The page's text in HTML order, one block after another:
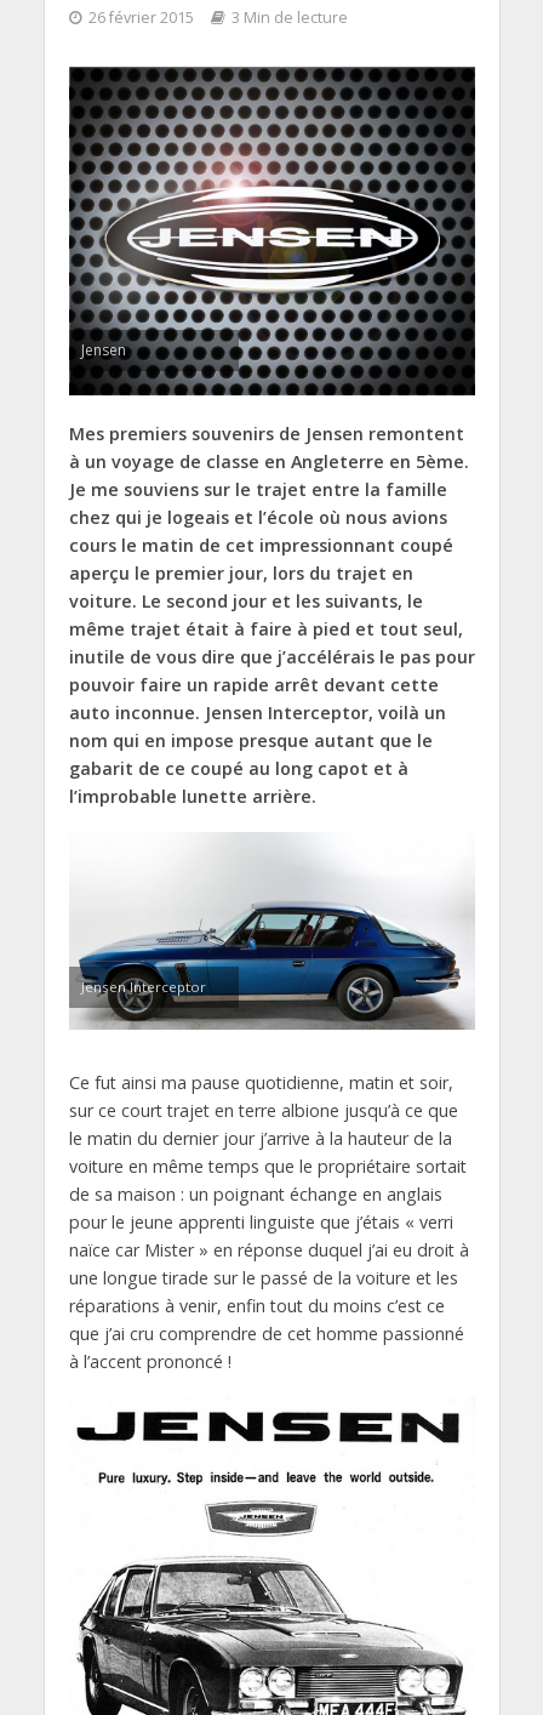
26 février 2015 3 Min de lecture
Jensen
Mes premiers souvenirs de Jensen remontent
à un voyage de classe en Angleterre en 5ème.
Je me souviens sur le trajet entre la famille
chez qui je logeais et l’école où nous avions
cours le matin de cet impressionnant coupé
aperçu le premier jour, lors du trajet en
voiture. Le second jour et les suivants, le
même trajet était à faire à pied et tout seul,
inutile de vous dire que j’accélérais le pas pour
pouvoir faire un rapide arrêt devant cette
auto inconnue. Jensen Interceptor, voilà un
nom qui en impose presque autant que le
gabarit de ce coupé au long capot et à
l’improbable lunette arrière.
Jensen Interceptor
Ce fut ainsi ma pause quotidienne, matin et soir,
sur ce court trajet en terre albione jusqu’à ce que
le matin du dernier jour j’arrive à la hauteur de la
voiture en même temps que le propriétaire sortait
de sa maison : un poignant échange en anglais
pour le jeune apprenti linguiste que j’étais « verri
naïce car Mister » en réponse duquel j’ai eu droit à
une longue tirade sur le passé de la voiture et les
réparations à venir, enfin tout du moins c’est ce
que j’ai cru comprendre de cet homme passionné
à l’accent prononcé !